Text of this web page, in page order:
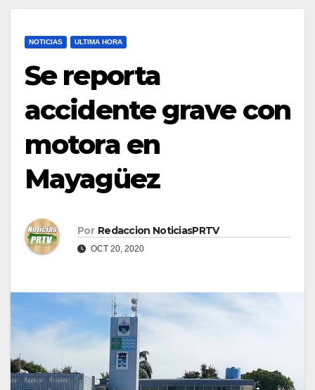
NOTICIAS ULTIMA HORA
Se reporta
accidente grave con
motora en
Mayagüez
Por Redaccion NoticiasPRTV
OCT 20, 2020